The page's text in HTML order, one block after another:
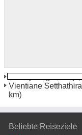
Vientiane
km)
Beliebte Reiseziele